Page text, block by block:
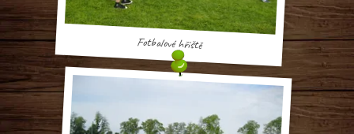
Fotbalové hřiště